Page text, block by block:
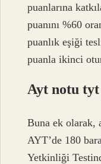
puanlarına
puanını %60
puanlık eşiği
puanla ikinci
Ayt notu
Buna ek olarak,
AYT’de 180
Yetkinliği